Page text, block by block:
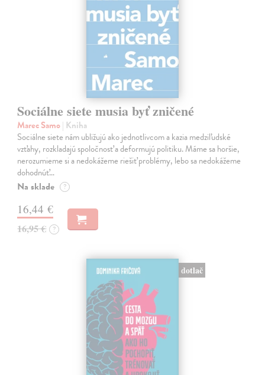
Sociálne siete musia byť zničené
Marec Samo| Kniha
Sociálne siete nám ubližujú ako jednotlivcom a kazia medziľudské
vzťahy, rozkladajú spoločnosť a deformujú politiku. Máme sa horšie,
nerozumieme si a nedokážeme riešiť problémy, lebo sa nedokážeme
dohodnúť…
Na sklade ?
16,44 €
16,95 € ?
dotlač